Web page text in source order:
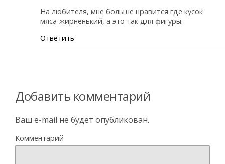
На любителя, мне больше нравится где кусок
мяса-жирненький, а это так для фигуры.
Ответить
Добавить комментарий
Ваш e-mail не будет опубликован.
Комментарий